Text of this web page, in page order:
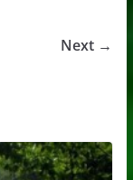
Next →